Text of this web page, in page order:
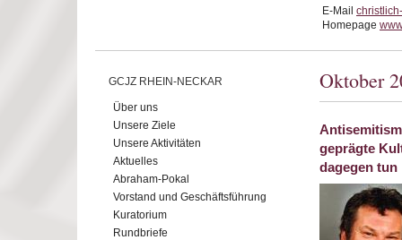
E-Mail
Homepage
GCJZ RHEIN-NECKAR
Über uns
Unsere Ziele
Unsere Aktivitäten
Aktuelles
Abraham-Pokal
Vorstand und Geschäftsführung
Kuratorium
Rundbriefe
Oktober
geprägte
dagegen tun